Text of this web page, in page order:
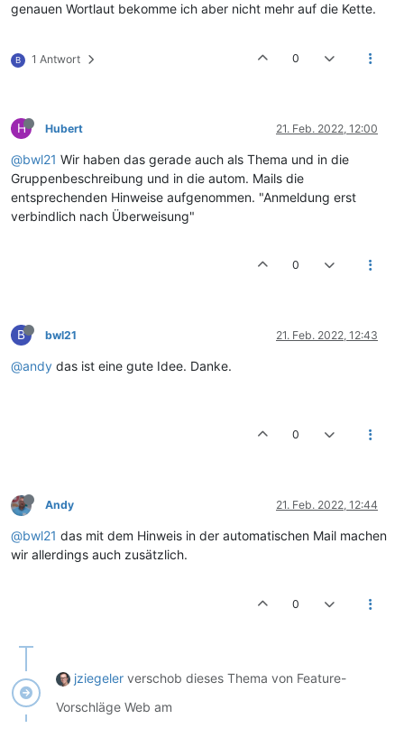
genauen Wortlaut bekomme ich aber nicht mehr auf die Kette.
B 1 Antwort 0
H Hubert 21. Feb. 2022, 12:00
@bwl21 Wir haben das gerade auch als Thema und in die
Gruppenbeschreibung und in die autom. Mails die
entsprechenden Hinweise aufgenommen. "Anmeldung erst
verbindlich nach Überweisung"
0
B bwl21 21. Feb. 2022, 12:43
@andy das ist eine gute Idee. Danke.
0
Andy 21. Feb. 2022, 12:44
@bwl21 das mit dem Hinweis in der automatischen Mail machen
wir allerdings auch zusätzlich.
0
jziegeler verschob dieses Thema von Feature-
Vorschläge Web am